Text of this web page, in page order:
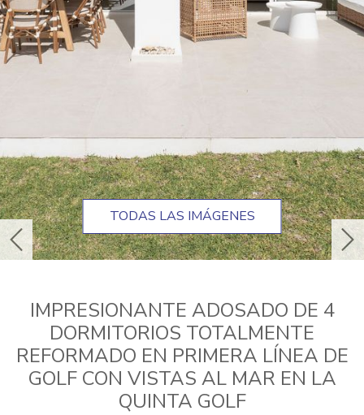
anterior
TODAS LAS IMÁGENES
IMPRESIONANTE ADOSADO DE 4
DORMITORIOS TOTALMENTE
REFORMADO EN PRIMERA LÍNEA DE
GOLF CON VISTAS AL MAR EN LA
QUINTA GOLF